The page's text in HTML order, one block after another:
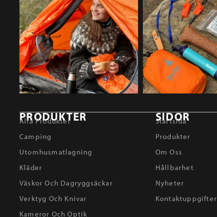
PRODUKTER
Alla Produkter
Camping
Utomhusmatlagning
Kläder
Väskor Och Dagryggsäckar
Verktyg Och Knivar
Kameror Och Optik
SIDOR
Startsida
Produkter
Om Oss
Hållbarhet
Nyheter
Kontaktuppgifter